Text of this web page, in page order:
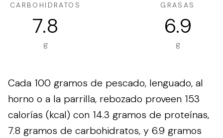
CARBOHIDRATOS
7.8
g
GRASAS
6.9
g
Cada 100 gramos de pescado, lenguado, al
horno o a la parrilla, rebozado proveen 153
calorías (kcal) con 14.3 gramos de proteínas,
7.8 gramos de carbohidratos, y 6.9 gramos